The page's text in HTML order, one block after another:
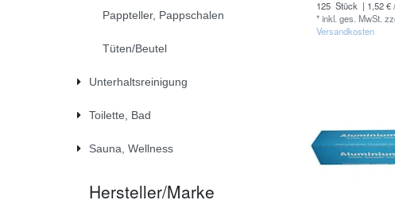
Pappteller, Pappschalen
Tüten/Beutel
Unterhaltsreinigung
Toilette, Bad
Sauna, Wellness
Hersteller/Marke
125 Stück | 1,52 €
*inkl. ges. MwSt.
Versandkosten